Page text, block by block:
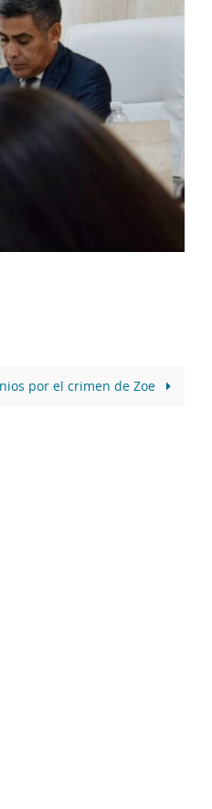
por el crimen de Zoe